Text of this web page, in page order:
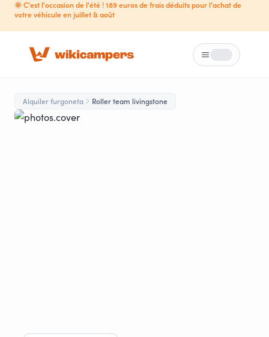
🌞 C'est l'occasion de l'été ! 189 euros de frais déduits pour l'achat de
votre véhicule en juillet & août
Loading...
Alquiler furgoneta Roller team livingstone